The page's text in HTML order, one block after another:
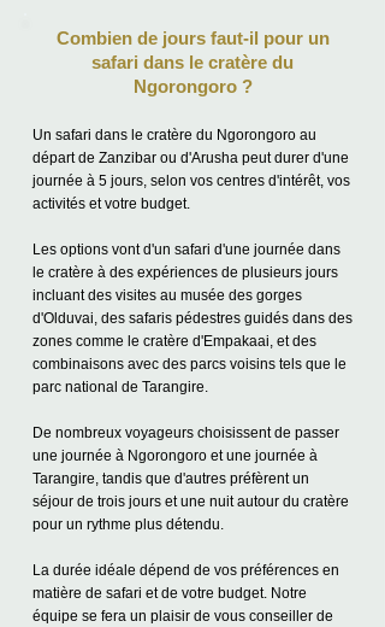
Combien de jours faut-il pour un
safari dans le cratère du
Ngorongoro ?
Un safari dans le cratère du Ngorongoro au
départ de Zanzibar ou d'Arusha peut durer d'une
journée à 5 jours, selon vos centres d'intérêt, vos
activités et votre budget.
Les options vont d'un safari d'une journée dans
le cratère à des expériences de plusieurs jours
incluant des visites au musée des gorges
d'Olduvai, des safaris pédestres guidés dans des
zones comme le cratère d'Empakaai, et des
combinaisons avec des parcs voisins tels que le
parc national de Tarangire.
De nombreux voyageurs choisissent de passer
une journée à Ngorongoro et une journée à
Tarangire, tandis que d'autres préfèrent un
séjour de trois jours et une nuit autour du cratère
pour un rythme plus détendu.
La durée idéale dépend de vos préférences en
matière de safari et de votre budget. Notre
équipe se fera un plaisir de vous conseiller de